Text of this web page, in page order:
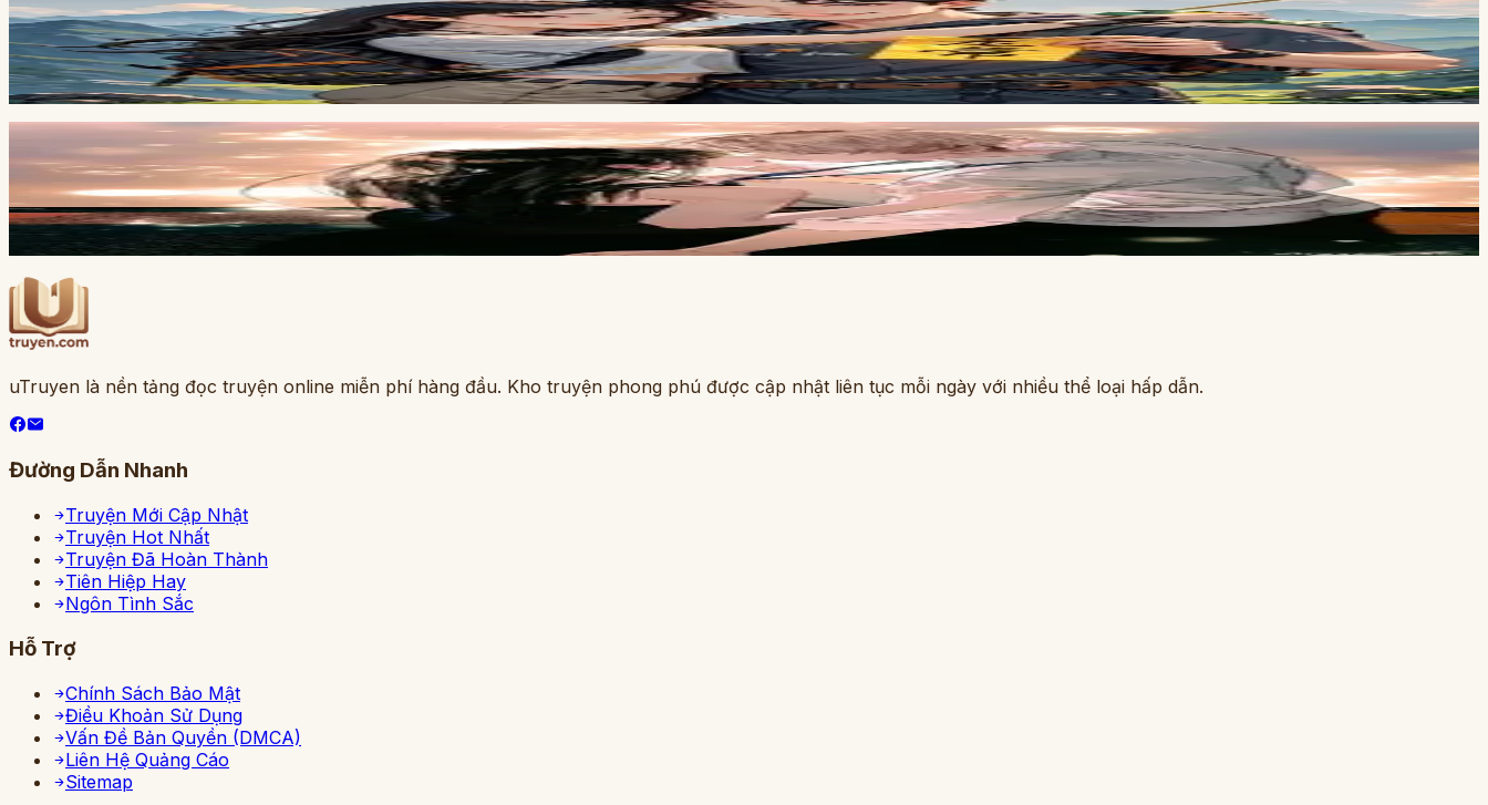
Mang Thai Trứng Rồng Với Ác Long
Đang cập nhật
Full
ch
Nữ Phụ Đóng Thế
Đang cập nhật
uTruyen là nền tảng đọc truyện online miễn phí hàng đầu. Kho truyện phong phú được cập nhật liên tục mỗi ngày với nhiều thể loại hấp dẫn.
Đường Dẫn Nhanh
Truyện Mới Cập Nhật
Truyện Hot Nhất
Truyện Đã Hoàn Thành
Tiên Hiệp Hay
Ngôn Tình Sắc
Hỗ Trợ
Chính Sách Bảo Mật
Điều Khoản Sử Dụng
Vấn Đề Bản Quyền (DMCA)
Liên Hệ Quảng Cáo
Sitemap